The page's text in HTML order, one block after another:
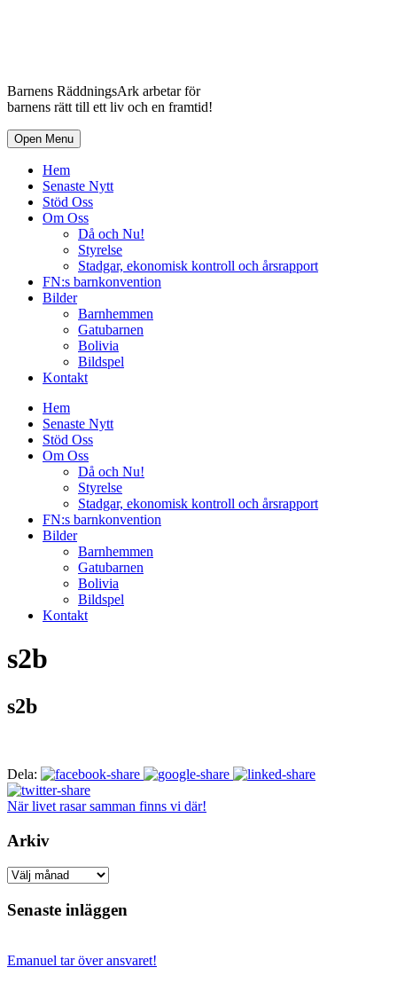
Barnens RäddningsArk arbetar för
barnens rätt till ett liv och en framtid!
Open Menu
Hem
Senaste Nytt
Stöd Oss
Om Oss
Då och Nu!
Styrelse
Stadgar, ekonomisk kontroll och årsrapport
FN:s barnkonvention
Bilder
Barnhemmen
Gatubarnen
Bolivia
Bildspel
Kontakt
Hem
Senaste Nytt
Stöd Oss
Om Oss
Då och Nu!
Styrelse
Stadgar, ekonomisk kontroll och årsrapport
FN:s barnkonvention
Bilder
Barnhemmen
Gatubarnen
Bolivia
Bildspel
Kontakt
s2b
s2b
Dela:
När livet rasar samman finns vi där!
Arkiv
Arkiv
Senaste inläggen
Emanuel tar över ansvaret!